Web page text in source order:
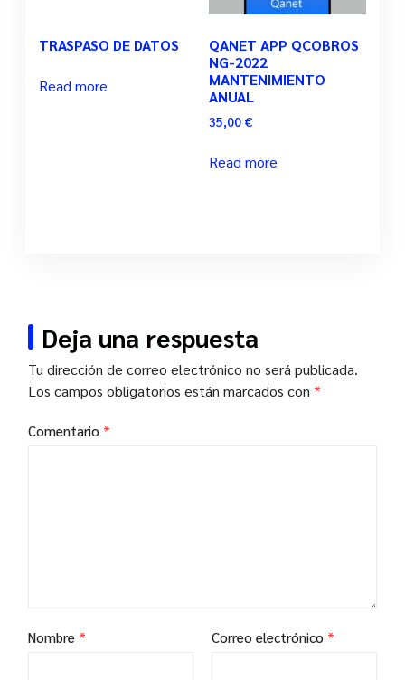
TRASPASO DE DATOS
Read more
QANET APP QCOBROS
NG-2022
MANTENIMIENTO
ANUAL
35,00 €
Read more
Deja una respuesta
Tu dirección de correo electrónico no será publicada.
Los campos obligatorios están marcados con *
Comentario *
Nombre * Correo electrónico *